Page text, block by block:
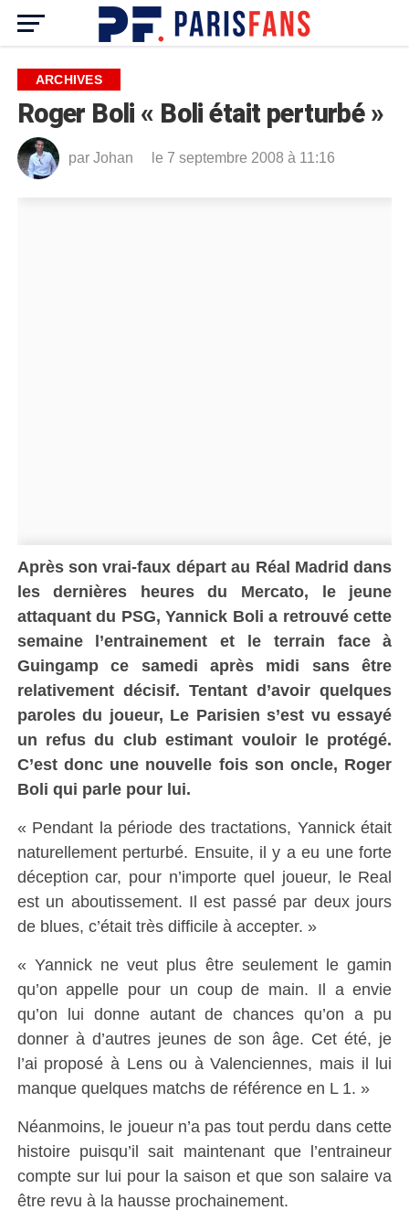
ARCHIVES
Roger Boli « Boli était perturbé »
par Johan le 7 septembre 2008 à 11:16
Après son vrai-faux départ au Réal Madrid dans
les dernières heures du Mercato, le jeune
attaquant du PSG, Yannick Boli a retrouvé cette
semaine l’entrainement et le terrain face à
Guingamp ce samedi après midi sans être
relativement décisif. Tentant d’avoir quelques
paroles du joueur, Le Parisien s’est vu essayé
un refus du club estimant vouloir le protégé.
C’est donc une nouvelle fois son oncle, Roger
Boli qui parle pour lui.
« Pendant la période des tractations, Yannick était
naturellement perturbé. Ensuite, il y a eu une forte
déception car, pour n’importe quel joueur, le Real
est un aboutissement. Il est passé par deux jours
de blues, c’était très difficile à accepter. »
« Yannick ne veut plus être seulement le gamin
qu’on appelle pour un coup de main. Il a envie
qu’on lui donne autant de chances qu’on a pu
donner à d’autres jeunes de son âge. Cet été, je
l’ai proposé à Lens ou à Valenciennes, mais il lui
manque quelques matchs de référence en L 1. »
Néanmoins, le joueur n’a pas tout perdu dans cette
histoire puisqu’il sait maintenant que l’entraineur
compte sur lui pour la saison et que son salaire va
être revu à la hausse prochainement.